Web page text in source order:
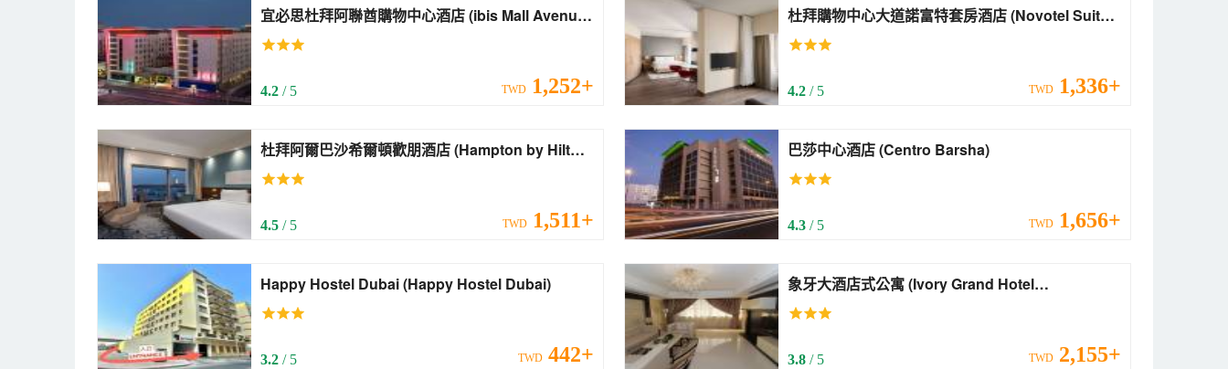
宜必思杜拜阿聯酋購物中心酒店 (ibis Mall Avenue
Dubai)
4.2 / 5 TWD 1,252+
杜拜購物中心大道諾富特套房酒店 (Novotel Suites
Mall Avenue Dubai)
4.2/ 5 TWD 1,336+
杜拜阿爾巴沙希爾頓歡朋酒店 (Hampton by Hilton
Dubai Al Barsha)
4.5 / 5 TWD 1,511+
巴莎中心酒店 (Centro Barsha)
4.3/ 5 TWD 1,656+
Happy Hostel Dubai (Happy Hostel Dubai)
3.2 / 5 TWD 442+
象牙大酒店式公寓 (Ivory Grand Hotel
Apartments)
3.8/ 5 TWD 2,155+